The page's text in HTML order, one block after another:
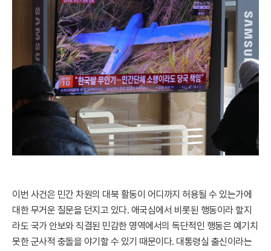
이번 사건은 민간 차원의 대북 활동이 어디까지 허용될 수 있는가에
대한 무거운 질문을 던지고 있다. 애국심에서 비롯된 행동이라 할지
라도 국가 안보와 직결된 민감한 영역에서의 독단적인 행동은 예기치
못한 군사적 충돌을 야기할 수 있기 때문이다. 대통령실 출신이라는